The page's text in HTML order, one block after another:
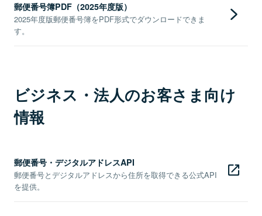
郵便番号簿PDF（2025年度版）
2025年度版郵便番号簿をPDF形式でダウンロードできま
す。
ビジネス・法人のお客さま向け
情報
郵便番号・デジタルアドレスAPI
郵便番号とデジタルアドレスから住所を取得できる公式API
を提供。